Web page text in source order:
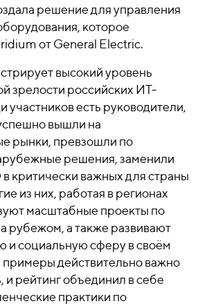
решение для управления
которое
от General Electric.
высокий уровень
зрелости российских ИТ-
участников есть руководители,
вышли на
рынки, превзошли по
решения, заменили
критически важных для страны
из них, работая в регионах
масштабные проекты по
рубежом, а также развивают
и социальную сферу в своём
примеры действительно важно
и рейтинг объединил в себе
практики по